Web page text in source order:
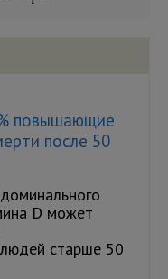
повышающие
после 50
D может
старше 50